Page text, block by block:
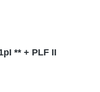
** + PLF II